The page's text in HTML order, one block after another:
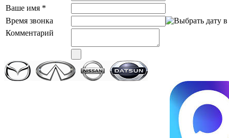
Ваше имя *
Время звонка
Комментарий